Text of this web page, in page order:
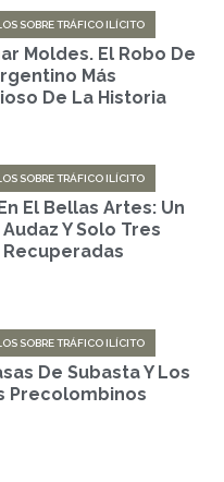
SOBRE TRÁFICO ILÍCITO
Moldes. El Robo De
Más
De La Historia
SOBRE TRÁFICO ILÍCITO
El Bellas Artes: Un
Y Solo Tres
Recuperadas
SOBRE TRÁFICO ILÍCITO
De Subasta Y Los
Precolombinos